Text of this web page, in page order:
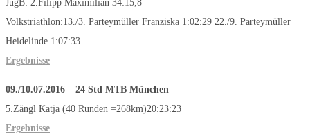
JugB: 2.Filipp Maximilian 34:15,8
Volkstriathlon:13./3. Parteymüller Franziska 1:02:29 22./9. Parteymüller
Heidelinde 1:07:33
Ergebnisse
09./10.07.2016 – 24 Std MTB München
5.Zängl Katja (40 Runden =268km)20:23:23
Ergebnisse